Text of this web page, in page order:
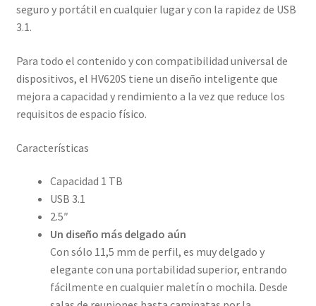
$89.00.$74.00.
seguro y portátil en cualquier lugar y con la rapidez de USB
3.1.
Para todo el contenido y con compatibilidad universal de
dispositivos, el HV620S tiene un diseño inteligente que
mejora a capacidad y rendimiento a la vez que reduce los
requisitos de espacio físico.
Características
Capacidad 1 TB
USB 3.1
2.5″
Un diseño más delgado aún
Con sólo 11,5 mm de perfil, es muy delgado y
elegante con una portabilidad superior, entrando
fácilmente en cualquier maletín o mochila. Desde